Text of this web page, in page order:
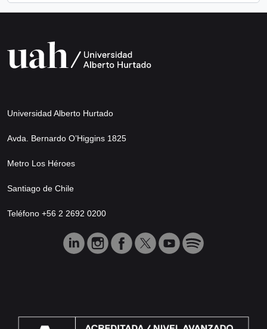
Universidad Alberto Hurtado
Avda. Bernardo O’Higgins 1825
Metro Los Héroes
Santiago de Chile
Teléfono +56 2 2692 0200